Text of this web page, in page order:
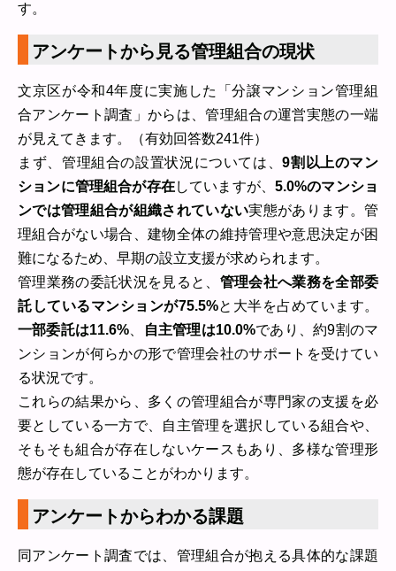
す。
アンケートから見る管理組合の現状
文京区が令和4年度に実施した「分譲マンション管理組
合アンケート調査」からは、管理組合の運営実態の一端
が見えてきます。（有効回答数241件）
まず、管理組合の設置状況については、9割以上のマン
ションに管理組合が存在していますが、5.0%のマンショ
ンでは管理組合が組織されていない実態があります。管
理組合がない場合、建物全体の維持管理や意思決定が困
難になるため、早期の設立支援が求められます。
管理業務の委託状況を見ると、 管理会社へ業務を全部委
託しているマンションが75.5%と大半を占めています。
一部委託は11.6%
自主管理は10.0%であり、約9割のマ
ンションが何らかの形で管理会社のサポートを受けてい
る状況です。
これらの結果から、多くの管理組合が専門家の支援を必
要としている一方で、自主管理を選択している組合や、
そもそも組合が存在しないケースもあり、多様な管理形
態が存在していることがわかります。
アンケートからわかる課題
同アンケート調査では、管理組合が抱える具体的な課題